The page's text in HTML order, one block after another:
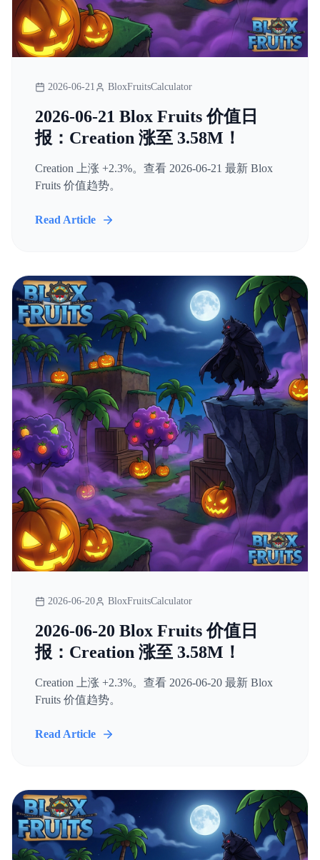
2026-06-21 BloxFruitsCalculator
2026-06-21 Blox Fruits 价值日
报：Creation 涨至 3.58M！
Creation 上涨 +2.3%。查看 2026-06-21 最新 Blox
Fruits 价值趋势。
Read Article
2026-06-20 BloxFruitsCalculator
2026-06-20 Blox Fruits 价值日
报：Creation 涨至 3.58M！
Creation 上涨 +2.3%。查看 2026-06-20 最新 Blox
Fruits 价值趋势。
Read Article